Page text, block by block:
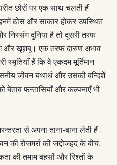
छोरों पर एक साथ चलती हैं
ठोस और साकार होकर उपस्थित
दुनिया है तो दूसरी तरफ
और खूशबू। एक तरफ दारुण अभाव
स्मृतियाँ हैं कि वे एकदम मूर्तिमान
जीवन यथार्थ और उसकी बन्दिशें
फन्तासियाँ और कल्पनाएँ भी
से अपना ताना-बाना लेती हैं।
रोजमर्रा की जद्दोजहद के बीच,
की तमाम बहसों और रिश्तों के